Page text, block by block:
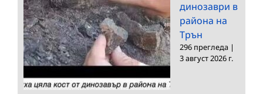
динозаври в
района на
Трън
296 прегледа |
3 август 2026 г.